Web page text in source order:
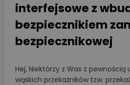
interfejsowe z
bezpiecznikiem
bezpiecznikowej
Hej, Niektórzy z Was z pewnością
wąskich przekaźników tzw.